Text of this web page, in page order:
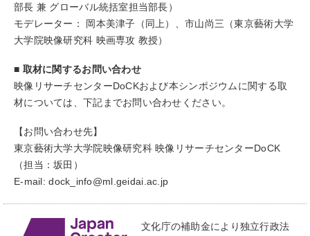
部長 兼 グローバル統括室担当部長）
モデレーター： 岡本美津子（同上）、市山尚三（東京藝術大学
大学院映像研究科 映画専攻 教授）
■ 取材に関するお問い合わせ
映像リサーチセンターDoCKおよび本シンポジウムに関する取
材については、下記までお問い合わせください。
【お問い合わせ先】
東京藝術大学大学院映像研究科 映像リサーチセンターDoCK
（担当：坂田）
E-mail: dock_info@ml.geidai.ac.jp
文化庁の補助金により独立行政法